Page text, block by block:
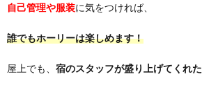
自己管理や服装に気をつければ、
誰でもホーリーは楽しめます！
屋上でも、 宿のスタッフが盛り上げてくれた